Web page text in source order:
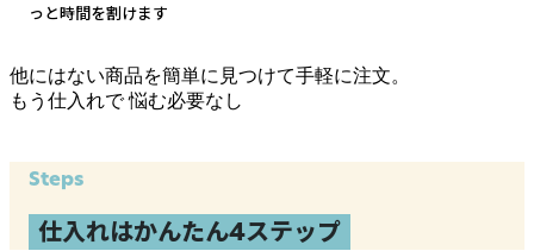
っと時間を割けます
他にはない商品を簡単に見つけて手軽に注文。
もう仕入れで悩む必要なし
Steps
仕入れはかんたん4ステップ